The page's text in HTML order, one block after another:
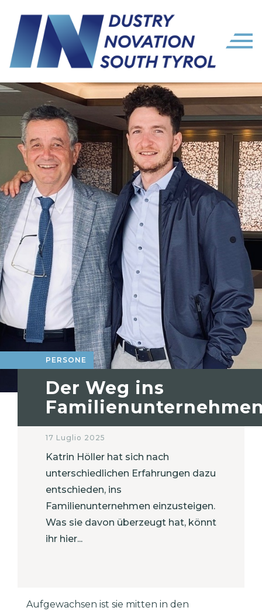
PERSONE
Der Weg ins
17 Luglio 2025
Katrin Höller hat sich nach
unterschiedlichen Erfahrungen dazu
entschieden, ins
Familienunternehmen einzusteigen.
Was sie davon überzeugt hat, könnt
ihr hier...
Aufgewachsen ist sie mitten in den